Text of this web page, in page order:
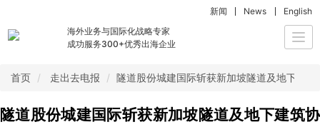
海外业务与国际化战略专家
成功服务300+优秀出海企业
新闻 News English
首页 走出去电报 隧道股份城建国际斩获新加坡隧道及地下建
隧道股份城建国际斩获新加坡隧道及地下建筑协